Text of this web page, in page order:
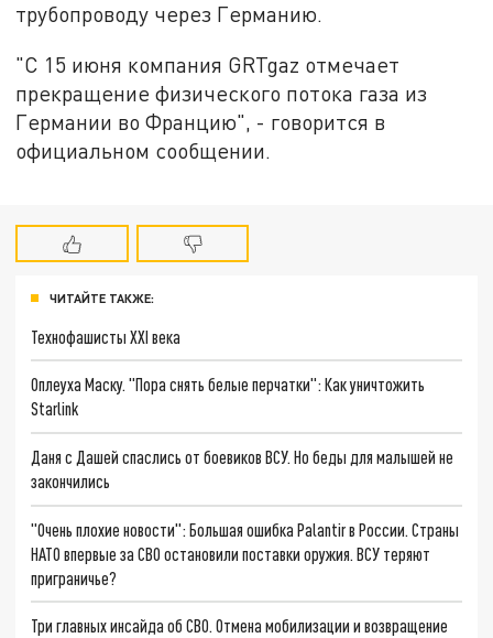
трубопроводу через Германию.
"С 15 июня компания GRTgaz отмечает
прекращение физического потока газа из
Германии во Францию", - говорится в
официальном сообщении.
ЧИТАЙТЕ ТАКЖЕ:
Технофашисты XXI века
Оплеуха Маску. "Пора снять белые перчатки": Как уничтожить
Starlink
Даня с Дашей спаслись от боевиков ВСУ. Но беды для малышей не
закончились
"Очень плохие новости": Большая ошибка Palantir в России. Страны
НАТО впервые за СВО остановили поставки оружия. ВСУ теряют
приграничье?
Три главных инсайда об СВО. Отмена мобилизации и возвращение